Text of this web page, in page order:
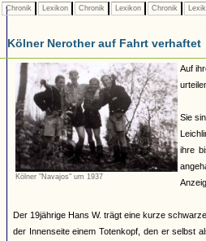
Chronik Lexikon Chronik Lexikon Chronik
Kölner Nerother auf Fahrt verhaftet
Kölner "Navajos" um 1937
Auf
Sie
ihre
Der 19jährige Hans W. trägt eine kurze
der Innenseite einem Totenkopf, den er selbst